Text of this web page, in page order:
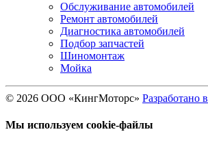
Обслуживание автомобилей
Ремонт автомобилей
Диагностика автомобилей
Подбор запчастей
Шиномонтаж
Мойка
© 2026 ООО «КингМоторс» Разработано в
Мы используем cookie-файлы